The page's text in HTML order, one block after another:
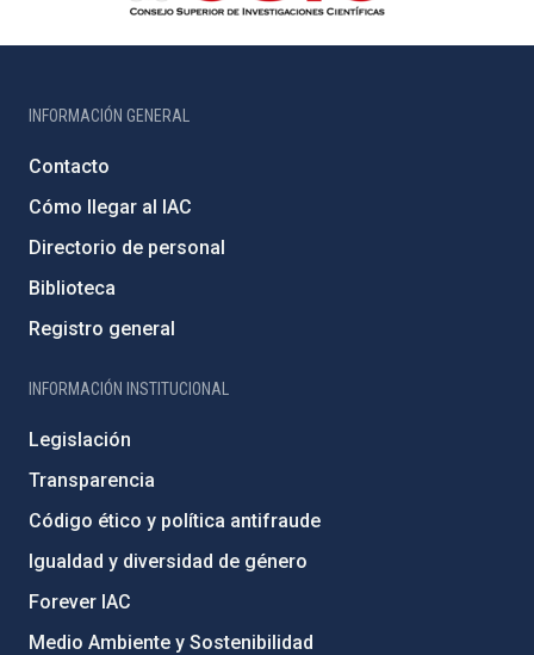
INFORMACIÓN GENERAL
Contacto
Cómo llegar al IAC
Directorio de personal
Biblioteca
Registro general
INFORMACIÓN INSTITUCIONAL
Legislación
Transparencia
Código ético y política antifraude
Igualdad y diversidad de género
Forever IAC
Medio Ambiente y Sostenibilidad